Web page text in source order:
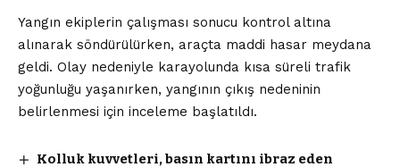
Yangın ekiplerin çalışması sonucu kontrol altına
alınarak söndürülürken, araçta maddi hasar meydana
geldi. Olay nedeniyle karayolunda kısa süreli trafik
yoğunluğu yaşanırken, yangının çıkış nedeninin
belirlenmesi için inceleme başlatıldı.
Kolluk kuvvetleri, basın kartını ibraz eden